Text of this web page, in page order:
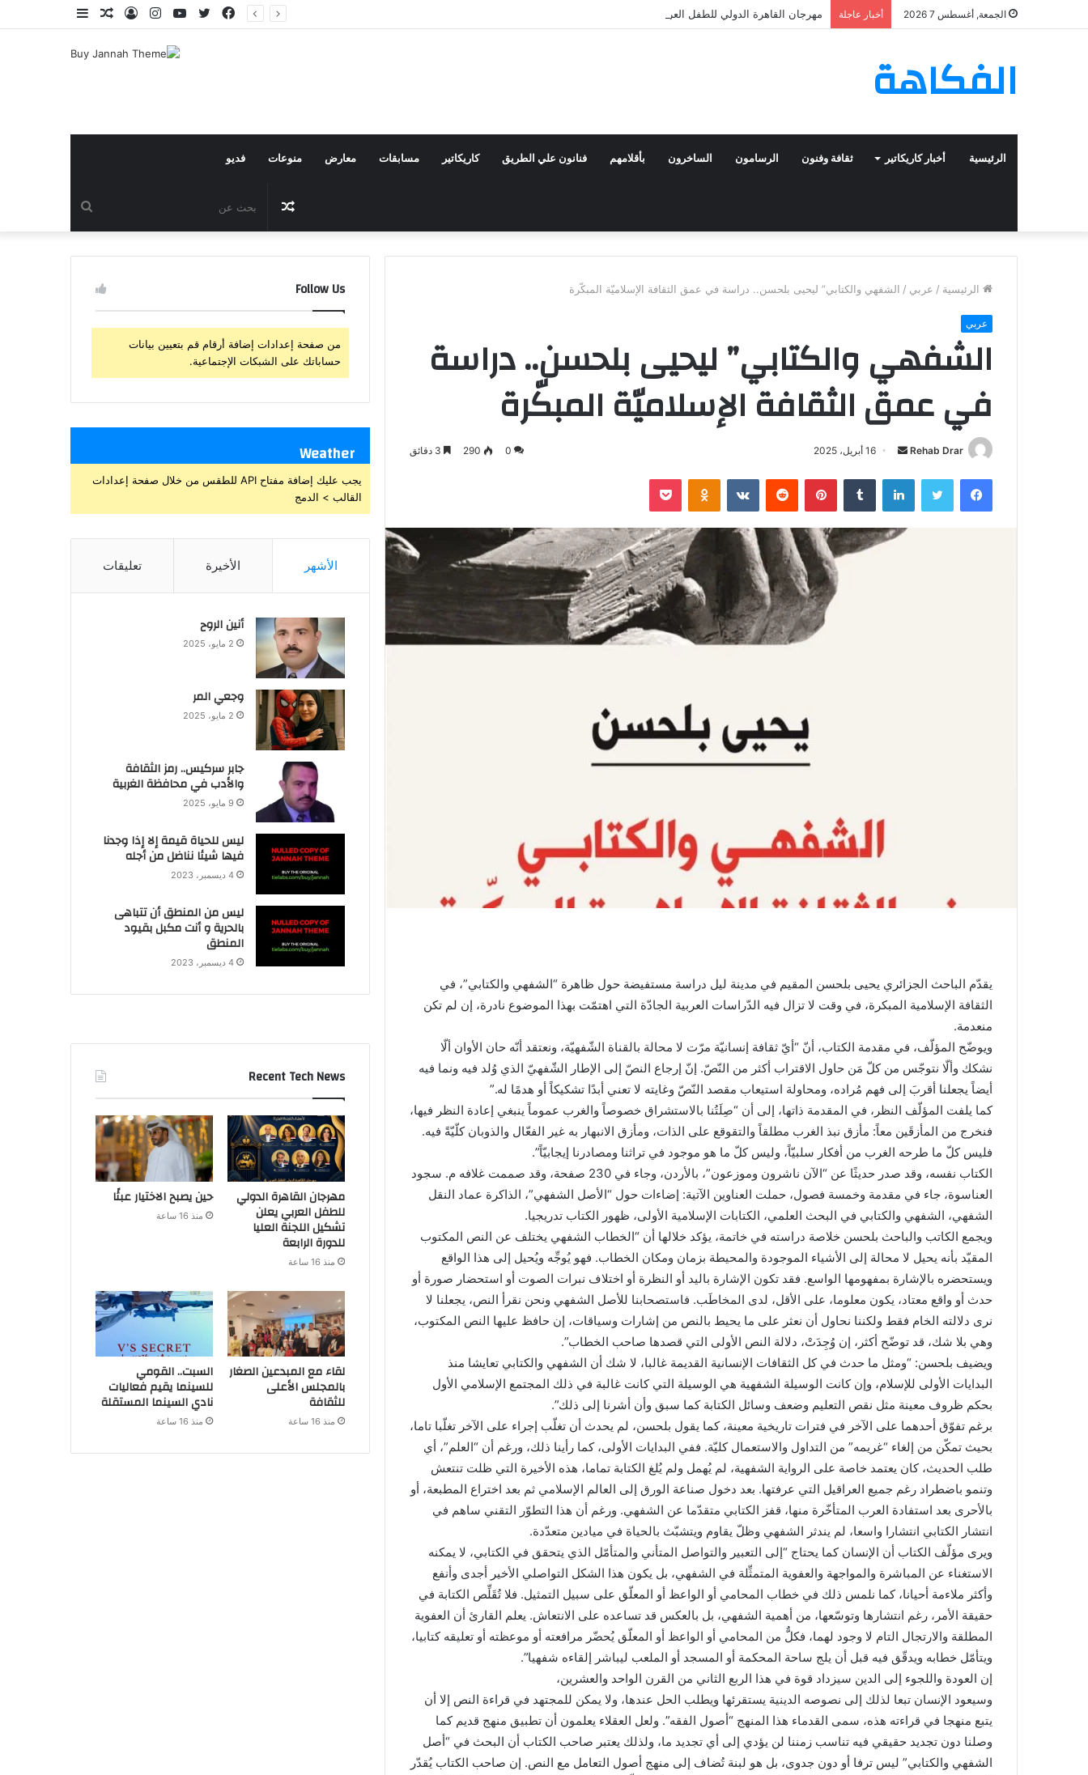
الجمعة, أغسطس 7 2026 أخبار عاجلة مهرجان القاهرة الدولي للطفل العربي يعلن تشكيل اللجنة العليا للدورة الرابعة
مقال تسجيل
انستقرام يوتيوب تويتر
فيسبوك
الفكاهة
الرئيسية أخبار كاريكاتير ثقافة وفنون الرسامون الساخرون بأقلامهم فنانون علي الطريق كاريكاتير مسابقات معارض منوعات فديو
عن
مقال
عشوائي
الرئيسية / عربي / الشفهي والكتابي” ليحيى بلحسن.. دراسة في عمق الثقافة الإسلاميّة المبكّرة
عربي
الشفهي والكتابي” ليحيى بلحسن.. دراسة
في عمق الثقافة الإسلاميّة المبكّرة
Rehab Drar
س
ل
ب
16 أبريل، 2025 0
290
فيسبوك لينكدإن بينتيريست
يقدّم الباحث الجزائري يحيى بلحسن المقيم في مدينة ليل دراسة مستفيضة حول ظاهرة “الشفهي والكتابي”، في
الثقافة الإسلامية المبكرة، في وقت لا تزال فيه الدّراسات العربية الجادّة التي اهتمّت بهذا الموضوع نادرة، إن لم تكن
منعدمة.
ويوضّح المؤلّف، في مقدمة الكتاب، أنّ “أيّ ثقافة إنسانيّة مرّت لا محالة بالقناة الشّفهيّة، ونعتقد أنّه حان الأوان ألّا
نشكك وألّا نتوجّس من كلّ مَن حاول الاقتراب أكثر من النّصّ. إنّ إرجاع النصّ إلى الإطار الشّفهيّ الذي وُلد فيه ونما فيه
أيضاً يجعلنا أقربَ إلى فهم مُراده، ومحاولة استيعاب مقصد النّصّ وغايته لا تعني أبدًا تشكيكاً أو هدمًا له.”
كما يلفت المؤلّف النظر، في المقدمة ذاتها، إلى أن “صِلَتُنا بالاستشراق خصوصاً والغرب عموماً ينبغي إعادة النظر فيها،
فنخرج من المأزقَين معاً: مأزق نبذ الغرب مطلقاً والتقوقع على الذات، ومأزق الانبهار به غير الفعّال والذوبان كلّيّةً فيه.
فليس كلّ ما طرحه الغرب من أفكار سلبيّاً، وليس كلّ ما هو موجود في تراثنا ومصادرنا إيجابيّاً”.
الكتاب نفسه، وقد صدر حديثًا عن “الآن ناشرون وموزعون”، بالأردن، وجاء في 230 صفحة، وقد صممت غلافه م. سجود
العناسوة، جاء في مقدمة وخمسة فصول، حملت العناوين الآتية: إضاءات حول “الأصل الشفهي”، الذاكرة عماد النقل
الشفهي، الشفهي والكتابي في البحث العلمي، الكتابات الإسلامية الأولى، ظهور الكتاب تدريجيا.
ويجمع الكاتب والباحث بلحسن خلاصة دراسته في خاتمة، يؤكد خلالها أن “الخطاب الشفهي يختلف عن النص المكتوب
المقيّد بأنه يحيل لا محالة إلى الأشياء الموجودة والمحيطة بزمان ومكان الخطاب. فهو يُوجِّه ويُحيل إلى هذا الواقع
ويستحضره بالإشارة بمفهومها الواسع. فقد تكون الإشارة باليد أو النظرة أو اختلاف نبرات الصوت أو استحضار صورة أو
حدث أو واقع معتاد، يكون معلوما، على الأقل، لدى المخاطَب. فاستصحابنا للأصل الشفهي ونحن نقرأ النص، يجعلنا لا
نرى دلالته الخام فقط ولكننا نحاول أن نعثر على ما يحيط بالنص من إشارات وسياقات، إن حافظ عليها النص المكتوب،
وهي بلا شك، قد توضّح أكثر، إن وُجِدَتْ، دلالة النص الأولى التي قصدها صاحب الخطاب”.
ويضيف بلحسن: “ومثل ما حدث في كل الثقافات الإنسانية القديمة غالبا، لا شك أن الشفهي والكتابي تعايشا منذ
البدايات الأولى للإسلام، وإن كانت الوسيلة الشفهية هي الوسيلة التي كانت غالبة في ذلك المجتمع الإسلامي الأول
بحكم ظروف معينة مثل نقص التعليم وضعف وسائل الكتابة كما سبق وأن أشرنا إلى ذلك”.
برغم تفوّق أحدهما على الآخر في فترات تاريخية معينة، كما يقول بلحسن، لم يحدث أن تغلّب إجراء على الآخر تغلّبا تاما،
بحيث تمكّن من إلغاء “غريمه” من التداول والاستعمال كليّة. ففي البدايات الأولى، كما رأينا ذلك، ورغم أن “العلم”، أي
طلب الحديث، كان يعتمد خاصة على الرواية الشفهية، لم يُهمل ولم يُلغ الكتابة تماما، هذه الأخيرة التي ظلت تنتعش
وتنمو باضطراد رغم جميع العراقيل التي عرفتها. بعد دخول صناعة الورق إلى العالم الإسلامي ثم بعد اختراع المطبعة، أو
بالأحرى بعد استفادة العرب المتأخّرة منها، قفز الكتابي متقدّما عن الشفهي. ورغم أن هذا التطوّر التقني ساهم في
انتشار الكتابي انتشارا واسعا، لم يندثر الشفهي وظلّ يقاوم ويتشبّث بالحياة في ميادين متعدّدة.
ويرى مؤلّف الكتاب أن الإنسان كما يحتاج “إلى التعبير والتواصل المتأني والمتأمّل الذي يتحقق في الكتابي، لا يمكنه
الاستغناء عن المباشرة والمواجهة والعفوية المتمثِّلة في الشفهي، بل يكون هذا الشكل التواصلي الأخير أجدى وأنفع
وأكثر ملاءمة أحيانا، كما نلمس ذلك في خطاب المحامي أو الواعظ أو المعلّق على سبيل التمثيل. فلا تُقَلِّص الكتابة في
حقيقة الأمر، رغم انتشارها وتوسّعها، من أهمية الشفهي، بل بالعكس قد تساعده على الانتعاش. يعلم القارئ أن العفوية
المطلقة والارتجال التام لا وجود لهما، فكلٌّ من المحامي أو الواعظ أو المعلّق يُحضّر مرافعته أو موعظته أو تعليقه كتابيا،
ويتأمّل خطابه ويدقّق فيه قبل أن يلج ساحة المحكمة أو المسجد أو الملعب ليباشر إلقاءه شفهيا”.
إن العودة واللجوء إلى الدين سيزداد قوة في هذا الربع الثاني من القرن الواحد والعشرين،
وسيعود الإنسان تبعا لذلك إلى نصوصه الدينية يستقرئها ويطلب الحل عندها، ولا يمكن للمجتهد في قراءة النص إلا أن
يتبع منهجا في قراءته هذه، سمى القدماء هذا المنهج “أصول الفقه”. ولعل العقلاء يعلمون أن تطبيق منهج قديم كما
وصلنا دون تجديد حقيقي فيه تناسب زمننا لن يؤدي إلى أي تجديد ما، ولذلك يعتبر صاحب الكتاب أن البحث في “أصل
الشفهي والكتابي” ليس ترفا أو دون جدوى، بل هو لبنة تُضاف إلى منهج أصول التعامل مع النص. إن صاحب الكتاب يُقدّر
Follow Us
من صفحة إعدادات إضافة أرقام قم بتعيين بيانات
حساباتك على الشبكات الإجتماعية.
Weather
يجب عليك إضافة مفتاح API للطقس من خلال صفحة إعدادات
القالب > الدمج
الأشهر الأخيرة تعليقات
أنين الروح
2 مايو، 2025
وجعي المر
2 مايو، 2025
جابر سركيس.. رمز الثقافة
والأدب في محافظة الغربية
9 مايو، 2025
ليس للحياة قيمة إلا إذا وجدنا
فيها شيئا نناضل من أجله
4 ديسمبر، 2023
ليس من المنطق أن تتباهى
بالحرية و أنت مكبل بقيود
المنطق
4 ديسمبر، 2023
Recent Tech News
مهرجان القاهرة الدولي
للطفل العربي يعلن
تشكيل اللجنة العليا
للدورة الرابعة
منذ 16 ساعة
حين يصبح الاختيار عبئًا
منذ 16 ساعة
لقاء مع المبدعين الصغار
بالمجلس الأعلى
للثقافة
منذ 16 ساعة
السبت.. القومي
للسينما يقيم فعاليات
نادي السينما المستقلة
منذ 16 ساعة